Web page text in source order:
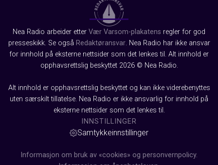
Nea Radio arbeider etter Vær Varsom-plakatens regler for god
presseskikk. Se også Redaktøransvar. Nea Radio har ikke ansvar
for innhold på eksterne nettsider som det lenkes til. Alt innhold er
opphavsrettslig beskyttet 2026 © Nea Radio.
Alt innhold er opphavsrettslig beskyttet og kan ikke viderebenyttes
uten særskilt tillatelse. Nea Radio er ikke ansvarlig for innhold på
eksterne nettsider som det lenkes til.
INNSTILLINGER
Samtykkeinnstillinger
Informasjon om bruk av «cookies» og personvernpolicy.